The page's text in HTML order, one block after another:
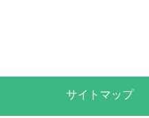
サイトマップ